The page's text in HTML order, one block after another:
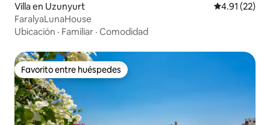
Villa en Uzunyurt Calificación
4.91 (22)
FaralyaLunaHouse
Ubicación · Familiar · Comodidad
Favorito entre huéspedes
Favorito entre huéspedes